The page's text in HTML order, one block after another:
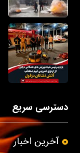
دسترسی سریع
آخرین اخبار